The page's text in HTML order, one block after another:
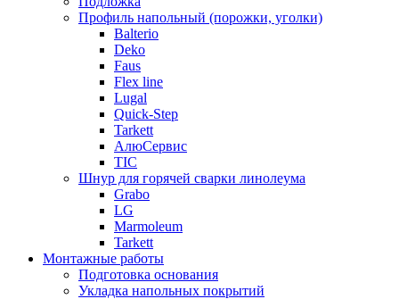
Профиль напольный (порожки, уголки)
Balterio
Deko
Faus
Flex line
Lugal
Quick-Step
Tarkett
АлюСервис
ТІС
Шнур для горячей сварки линолеума
Grabo
LG
Marmoleum
Tarkett
Монтажные работы
Подготовка основания
Укладка напольных покрытий